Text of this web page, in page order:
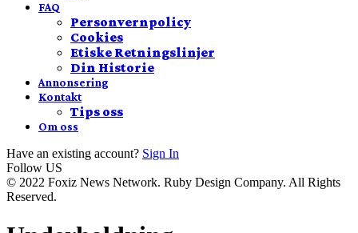
FAQ
Personvernpolicy
Cookies
Etiske Retningslinjer
Din Historie
Annonsering
Kontakt
Tips oss
Om oss
Have an existing account? Sign In
Follow US
© 2022 Foxiz News Network. Ruby Design Company. All Rights
Reserved.